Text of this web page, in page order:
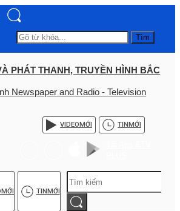
Tìm
PHÁT THANH, TRUYỀN HÌNH BẮC
Newspaper and Radio - Television
VIDEOMỚI TINMỚI
MỚI TINMỚI